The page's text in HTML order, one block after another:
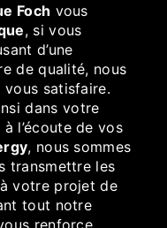
Foch vous
, si vous
d’une
de qualité, nous
satisfaire.
dans votre
l’écoute de vos
, nous sommes
transmettre les
votre projet de
tout notre
renforce